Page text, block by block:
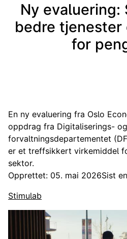
Ny evaluering:
bedre tjenester
for
En ny evaluering fra Oslo
oppdrag fra Digitaliserings- og
forvaltningsdepartementet
er et treffsikkert virkemiddel
sektor.
Opprettet: 05. mai 2026Sist
Stimulab